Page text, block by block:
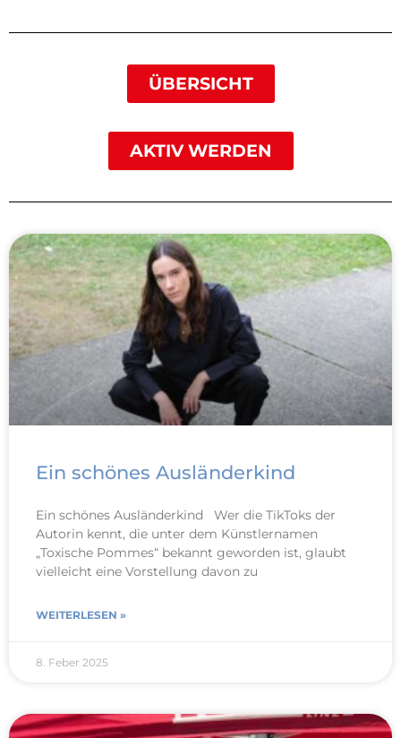
ÜBERSICHT
AKTIV WERDEN
Ein schönes Ausländerkind
Ein schönes Ausländerkind Wer die TikToks der
Autorin kennt, die unter dem Künstlernamen
„Toxische Pommes“ bekannt geworden ist, glaubt
vielleicht eine Vorstellung davon zu
WEITERLESEN »
8. Feber 2025